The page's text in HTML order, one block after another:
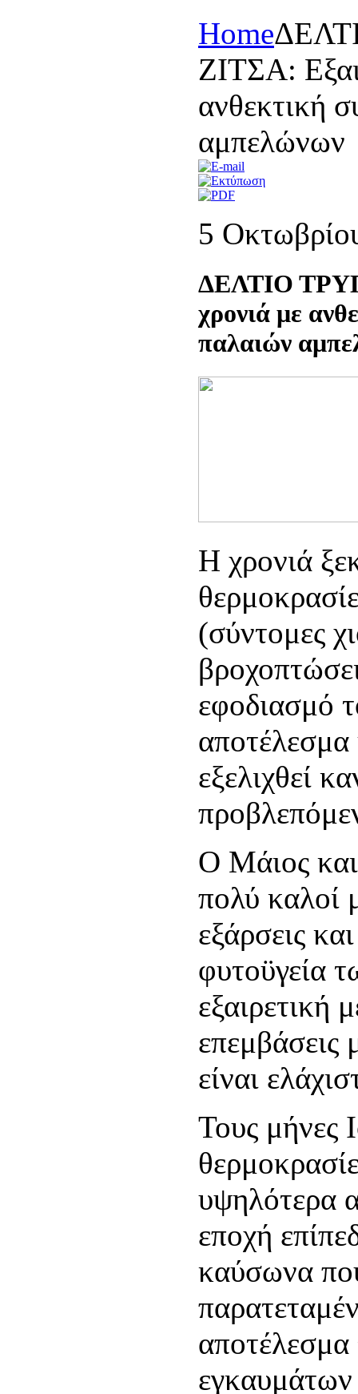
Home
ΖΙΤΣΑ:
ανθεκτική
αμπελώνων
5
ΔΕΛΤΙΟ
χρονιά με
παλαιών
Η χρονιά
(σύντομες
εφοδιασμό
εξελιχθεί
Ο Μάιος και
πολύ καλοί
εξάρσεις
φυτοϋγεία
εξαιρετική
επεμβάσεις
είναι
Τους μήνες
υψηλότερα
εποχή
καύσωνα
εγκαυμάτων